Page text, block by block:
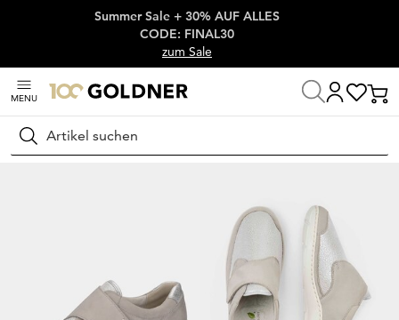
Überspringe Navigation, direkt zum Content
Summer Sale + 30% AUF ALLES
CODE: FINAL30
zum Sale
MENU
Suchen
Startseite Schuhe & Accessoires